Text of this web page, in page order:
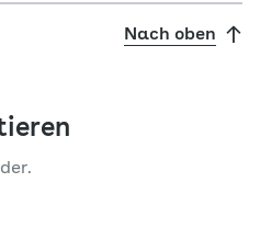
Nach oben